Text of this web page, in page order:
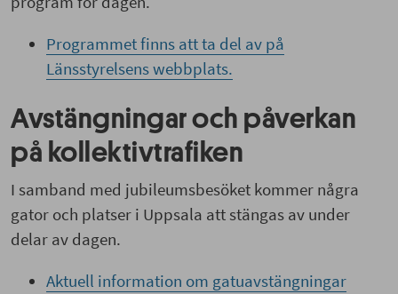
Programmet finns att ta del av på
Länsstyrelsens webbplats.
Avstängningar och påverkan
på kollektivtrafiken
I samband med jubileumsbesöket kommer några
gator och platser i Uppsala att stängas av under
delar av dagen.
Aktuell information om gatuavstängningar